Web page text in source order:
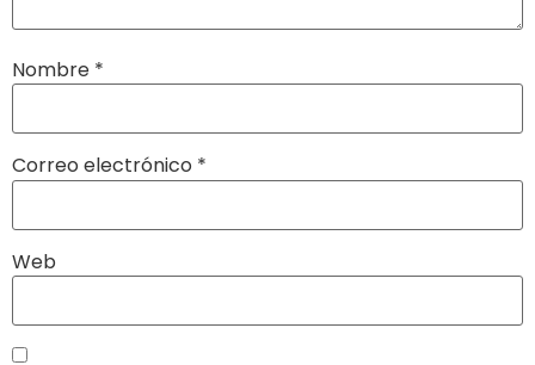
Nombre *
Correo electrónico *
Web